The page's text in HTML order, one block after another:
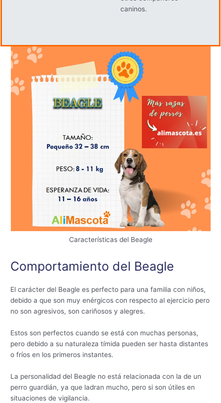
caninos.
Características del Beagle
Comportamiento del Beagle
El carácter del Beagle es perfecto para una familia con niños,
debido a que son muy enérgicos con respecto al ejercicio pero
no son agresivos, son cariñosos y alegres.
Estos son perfectos cuando se está con muchas personas,
pero debido a su naturaleza tímida pueden ser hasta distantes
o fríos en los primeros instantes.
La personalidad del Beagle no está relacionada con la de un
perro guardián, ya que ladran mucho, pero si son útiles en
situaciones de vigilancia.